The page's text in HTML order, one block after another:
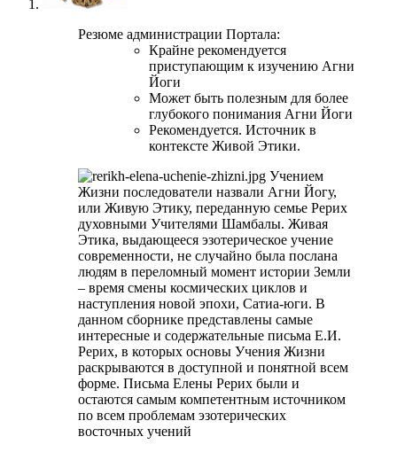
Резюме администрации Портала:
Крайне рекомендуется
приступающим к изучению Агни
Йоги
Может быть полезным для более
глубокого понимания Агни Йоги
Рекомендуется. Источник в
контексте Живой Этики.
Учением
Жизни последователи назвали Агни Йогу,
или Живую Этику, переданную семье Рерих
духовными Учителями Шамбалы. Живая
Этика, выдающееся эзотерическое учение
современности, не случайно была послана
людям в переломный момент истории Земли
– время смены космических циклов и
наступления новой эпохи, Сатиа-юги. В
данном сборнике представлены самые
интересные и содержательные письма Е.И.
Рерих, в которых основы Учения Жизни
раскрываются в доступной и понятной всем
форме. Письма Елены Рерих были и
остаются самым компетентным источником
по всем проблемам эзотерических
восточных учений